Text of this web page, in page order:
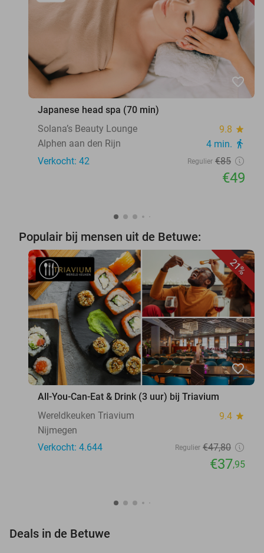
favorite_border
Japanese head spa (70 min)
Solana’s Beauty Lounge
9.8 star
Alphen aan den Rijn 4 min. directions_walk
Verkocht: 42 Regulier €85
€49
Populair bij mensen uit de Betuwe:
21%
favorite_border
All-You-Can-Eat & Drink (3 uur) bij Triavium
Wereldkeuken Triavium
9.4 star
Nijmegen
Verkocht: 4.644
Regulier €47,80
€37,95
Deals in de Betuwe